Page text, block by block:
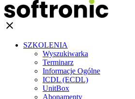
clear
SZKOLENIA
Wyszukiwarka
Terminarz
Informacje Ogólne
ICDL (ECDL)
UnitBox
Abonamenty